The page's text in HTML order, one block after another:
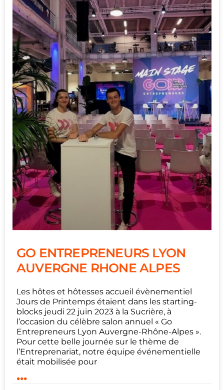
GO ENTREPRENEURS LYON
AUVERGNE RHONE ALPES
Les hôtes et hôtesses accueil évènementiel
Jours de Printemps étaient dans les starting-
blocks jeudi 22 juin 2023 à la Sucrière, à
l’occasion du célèbre salon annuel « Go
Entrepreneurs Lyon Auvergne-Rhône-Alpes ».
Pour cette belle journée sur le thème de
l’Entreprenariat, notre équipe événementielle
était mobilisée pour
...